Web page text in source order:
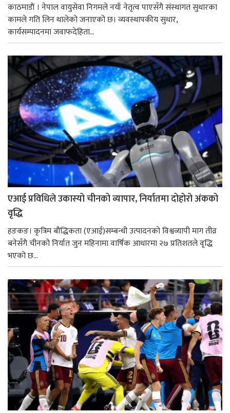
काठमाडाैं । नेपाल वायुसेवा निगमले नयाँ नेतृत्व पाएसँगै संस्थागत सुधारका
कामले गति लिन थालेको जनाएको छ। व्यवस्थापकीय सुधार,
कार्यसम्पादनमा जवाफदेहिता...
एआई प्रविधिले उकास्यो चीनको व्यापार, निर्यातमा दोहोरो अंकको
वृद्धि
हङकङ। कृत्रिम बौद्धिकता (एआई)सम्बन्धी उत्पादनको विश्वव्यापी माग तीव्र
बनेसँगै चीनको निर्यात जुन महिनामा वार्षिक आधारमा २७ प्रतिशतले वृद्धि
भएको छ...